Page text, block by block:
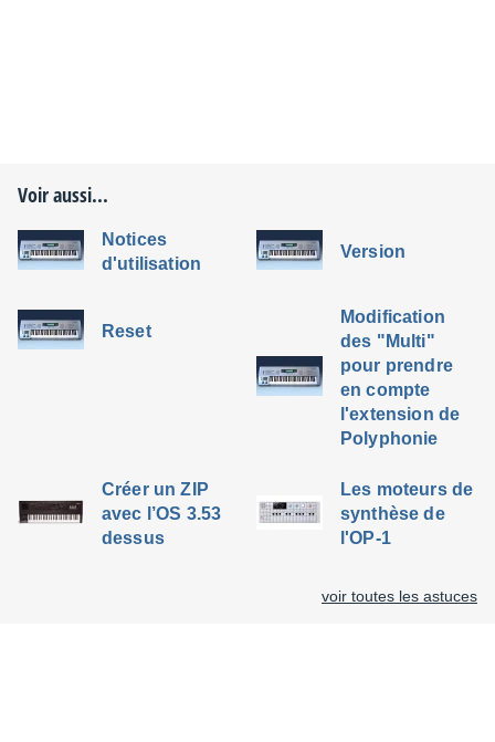
Voir aussi...
Notices
d'utilisation
Version
Reset
Modification
des "Multi"
pour prendre
en compte
l'extension de
Polyphonie
Créer un ZIP
avec l’OS 3.53
dessus
Les moteurs de
synthèse de
l'OP-1
voir toutes les astuces